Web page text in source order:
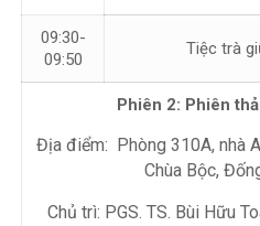
09:30-
09:50
Tiệc trà
Phiên 2: Phiên
Địa điểm: Phòng 310A, nhà
Chùa Bộc,
Chủ trì: PGS. TS. Bùi Hữu